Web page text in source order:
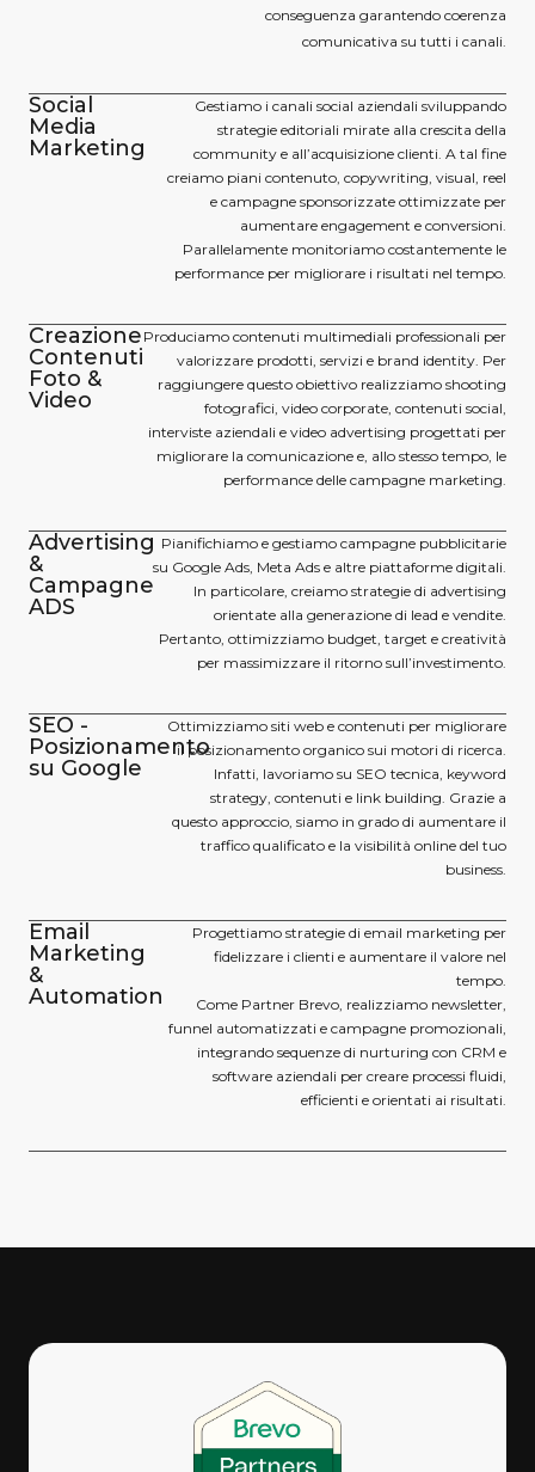
conseguenza garantendo coerenza
comunicativa su tutti i canali.
Social
Media
Marketing
Gestiamo i canali social aziendali sviluppando
strategie editoriali mirate alla crescita della
community e all’acquisizione clienti. A tal fine
creiamo piani contenuto, copywriting, visual, reel
e campagne sponsorizzate ottimizzate per
aumentare engagement e conversioni.
Parallelamente monitoriamo costantemente le
performance per migliorare i risultati nel tempo.
Creazione
Contenuti
Foto &
Video
Produciamo contenuti multimediali professionali per
valorizzare prodotti, servizi e brand identity. Per
raggiungere questo obiettivo realizziamo shooting
fotografici, video corporate, contenuti social,
interviste aziendali e video advertising progettati per
migliorare la comunicazione e, allo stesso tempo, le
performance delle campagne marketing.
Advertising
&
Campagne
ADS
Pianifichiamo e gestiamo campagne pubblicitarie
su Google Ads, Meta Ads e altre piattaforme digitali.
In particolare, creiamo strategie di advertising
orientate alla generazione di lead e vendite.
Pertanto, ottimizziamo budget, target e creatività
per massimizzare il ritorno sull’investimento.
SEO -
Posizionamento
su Google
Ottimizziamo siti web e contenuti per migliorare
il posizionamento organico sui motori di ricerca.
Infatti, lavoriamo su SEO tecnica, keyword
strategy, contenuti e link building. Grazie a
questo approccio, siamo in grado di aumentare il
traffico qualificato e la visibilità online del tuo
business.
Email
Marketing
&
Automation
Progettiamo strategie di email marketing per
fidelizzare i clienti e aumentare il valore nel
tempo.
Come Partner Brevo, realizziamo newsletter,
funnel automatizzati e campagne promozionali,
integrando sequenze di nurturing con CRM e
software aziendali per creare processi fluidi,
efficienti e orientati ai risultati.